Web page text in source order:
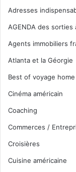
Adresses
AGENDA des
Agents immobiliers
Atlanta et la Géorgie
Best of voyage
Cinéma américain
Coaching
Commerces /
Croisières
Cuisine américaine